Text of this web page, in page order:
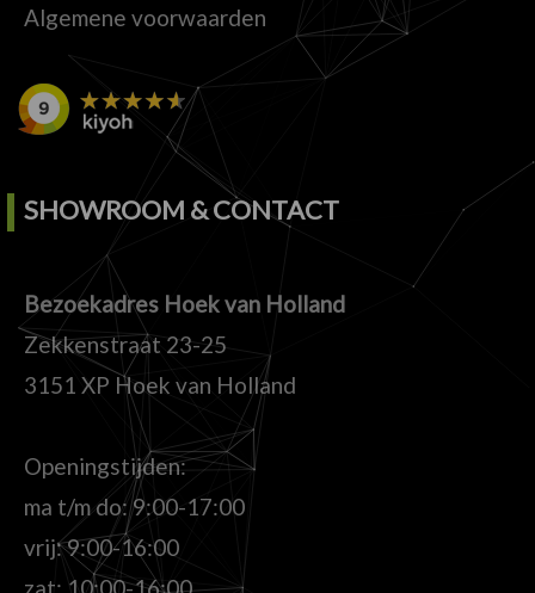
Algemene voorwaarden
SHOWROOM & CONTACT
Bezoekadres Hoek van Holland
Zekkenstraat 23-25
3151 XP Hoek van Holland
Openingstijden:
ma t/m do: 9:00-17:00
vrij: 9:00-16:00
zat: 10:00-16:00